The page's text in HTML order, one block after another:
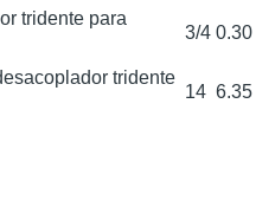
tridente para
3/4 0.30
tridente
14 6.35